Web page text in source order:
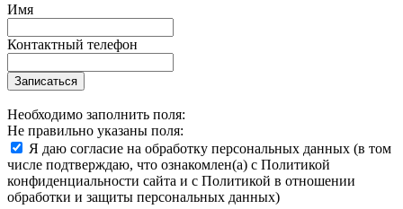
Имя
Контактный телефон
Записаться
Необходимо заполнить поля:
Не правильно указаны поля:
Я даю согласие на обработку персональных данных (в том
числе подтверждаю, что ознакомлен(а) с Политикой
конфиденциальности сайта и с Политикой в отношении
обработки и защиты персональных данных)